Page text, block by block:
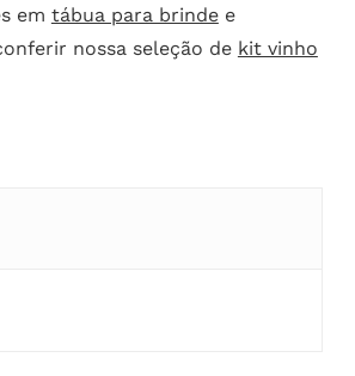
em tábua para brindee
nossa seleção de kit vinho